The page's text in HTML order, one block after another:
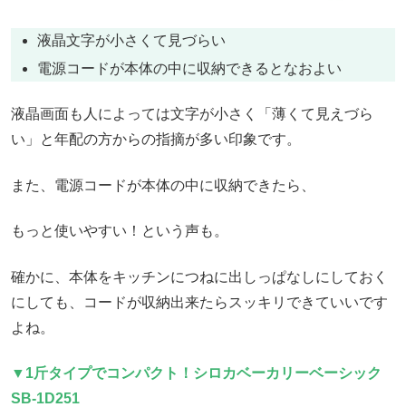
液晶文字が小さくて見づらい
電源コードが本体の中に収納できるとなおよい
液晶画面も人によっては文字が小さく「薄くて見えづら
い」と年配の方からの指摘が多い印象です。
また、電源コードが本体の中に収納できたら、
もっと使いやすい！という声も。
確かに、本体をキッチンにつねに出しっぱなしにしておく
にしても、コードが収納出来たらスッキリできていいです
よね。
▼1斤タイプでコンパクト！シロカベーカリーベーシック
SB-1D251